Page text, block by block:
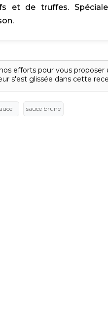
et de truffes.
efforts pour vous
s'est glissée dans cette
sauce brune